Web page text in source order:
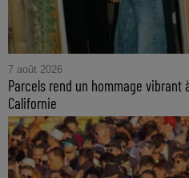
7 août 2026
Parcels rend un hommage vibrant
Californie